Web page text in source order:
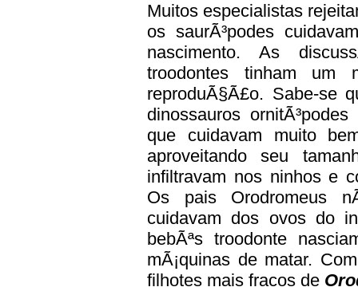
Muitos especialistas
os saurÃ³podes
nascimento. As
troodontes tinham um
reproduÃ§Ã£o. Sabe-se
dinossauros
que cuidavam muito
aproveitando seu
infiltravam nos ninhos e
Os pais Orodromeus
cuidavam dos ovos do
bebÃªs troodonte
mÃ¡quinas de matar.
filhotes mais fracos de